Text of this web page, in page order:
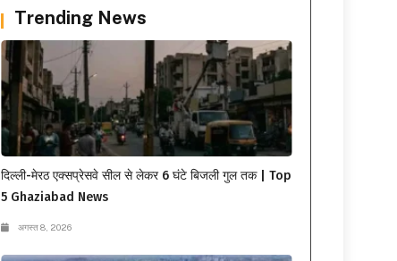
Trending News
दिल्ली-मेरठ एक्सप्रेसवे सील से लेकर 6 घंटे बिजली गुल तक | Top
5 Ghaziabad News
अगस्त 8, 2026